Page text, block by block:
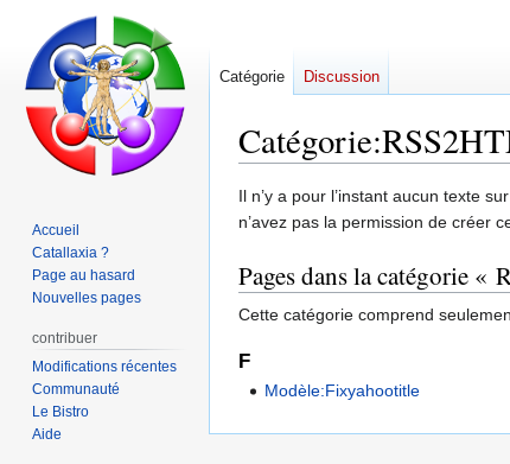
Catégorie:
Aller
à
navigation
Aller
à
recherche
Il n’y a pour l’instant aucun texte
n’avez pas la permission de créer
Pages dans la catégorie «
Cette catégorie comprend
F
Modèle:Fixyahootitle
Catégorie Discussion
Accueil
Catallaxia ?
Page au hasard
Nouvelles pages
contribuer
Modifications récentes
Communauté
Le Bistro
Aide